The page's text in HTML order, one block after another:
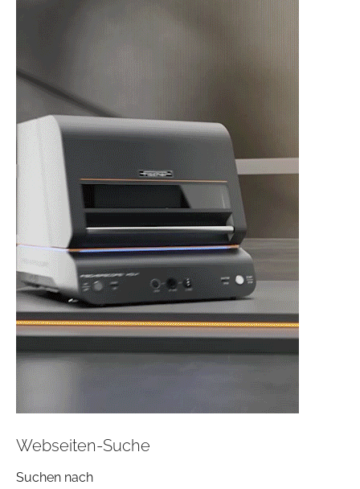
Webseiten-Suche
Suchformular
Suchen nach